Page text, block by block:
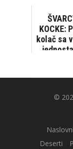
KOCKE:
kolač sa
©
Deserti